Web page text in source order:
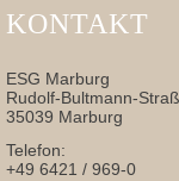
KONTAKT
ESG Marburg
Rudolf-Bultmann-
35039 Marburg
Telefon:
+49 6421 / 969-0